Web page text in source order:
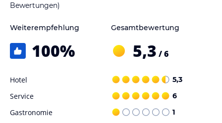
Bewertungen)
Weiterempfehlung
100%
Gesamtbewertung
5,3 / 6
Hotel 5,3
Service 6
Gastronomie 1